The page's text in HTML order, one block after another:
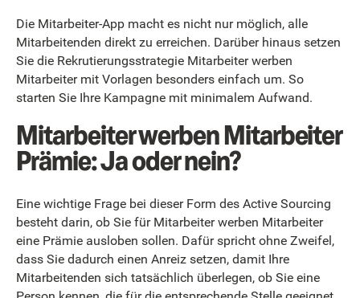
Die Mitarbeiter-App macht es nicht nur möglich, alle
Mitarbeitenden direkt zu erreichen. Darüber hinaus setzen
Sie die Rekrutierungsstrategie Mitarbeiter werben
Mitarbeiter mit Vorlagen besonders einfach um. So
starten Sie Ihre Kampagne mit minimalem Aufwand.
Mitarbeiter werben Mitarbeiter
Prämie: Ja oder nein?
Eine wichtige Frage bei dieser Form des Active Sourcing
besteht darin, ob Sie für Mitarbeiter werben Mitarbeiter
eine Prämie ausloben sollen. Dafür spricht ohne Zweifel,
dass Sie dadurch einen Anreiz setzen, damit Ihre
Mitarbeitenden sich tatsächlich überlegen, ob Sie eine